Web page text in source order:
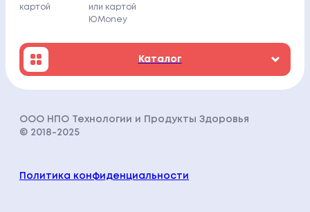
картой
или картой
ЮMoney
Каталог
ООО НПО Технологии и Продукты Здоровья
© 2018-2025
Политика конфиденциальности